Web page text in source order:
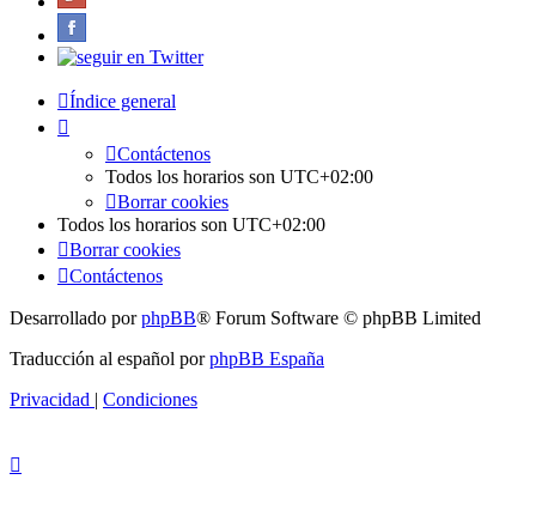
Índice general
Contáctenos
Todos los horarios son UTC+02:00
Borrar cookies
Todos los horarios son UTC+02:00
Borrar cookies
Contáctenos
Desarrollado porphpBB® Forum Software © phpBB Limited
Traducción al español porphpBB España
Privacidad | Condiciones